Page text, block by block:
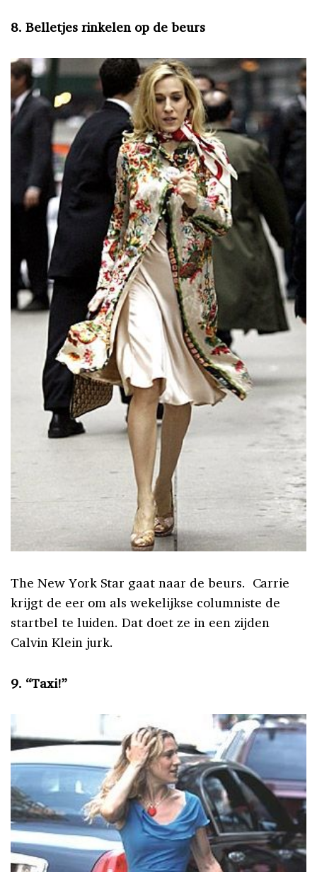
8. Belletjes rinkelen op de beurs
The New York Star gaat naar de beurs. Carrie
krijgt de eer om als wekelijkse columniste de
startbel te luiden. Dat doet ze in een zijden
Calvin Klein jurk.
9. “Taxi!”